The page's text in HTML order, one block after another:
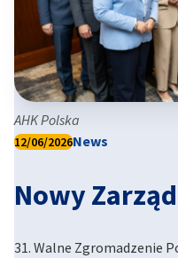
Nowy
12/06/2026News
31. Walne Zgromadzenie
AHK Polska